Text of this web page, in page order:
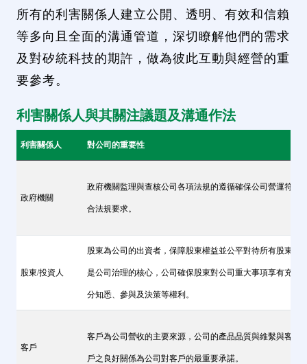
所有的利害關係人建立公開、透明、有效和信賴
等多向且全面的溝通管道，深切瞭解他們的需求
及對矽統科技的期許，做為彼此互動與經營的重
要參考。
利害關係人與其關注議題及溝通作法
利害關係人 對公司的重要性
政府機關
政府機關監理與查核公司各項法規的遵循確保公司營運符
合法規要求。
股東/投資人
股東為公司的出資者，保障股東權益並公平對待所有股東
是公司治理的核心，公司確保股東對公司重大事項享有充
分知悉、參與及決策等權利。
客戶
客戶為公司營收的主要來源，公司的產品品質與維繫與客
戶之良好關係為公司對客戶的最重要承諾。